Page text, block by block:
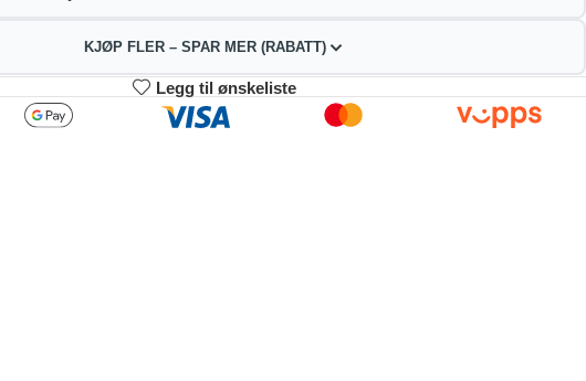
KJØP FLER – SPAR MER (RABATT)
3-4 5-9
kr
10+
418.60 kr
Legg til ønskeliste